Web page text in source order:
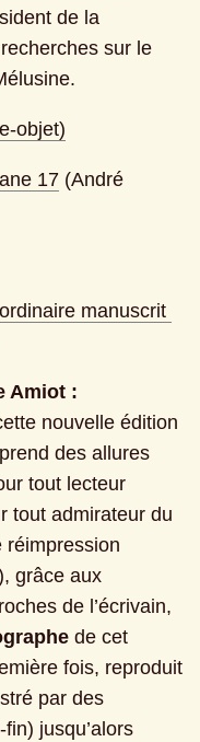
de la
sur le
objet)
17 (André
manuscrit
Amiot :
nouvelle édition
des allures
tout lecteur
tout admirateur du
réimpression
grâce aux
de l’écrivain,
de cet
fois, reproduit
par des
jusqu’alors